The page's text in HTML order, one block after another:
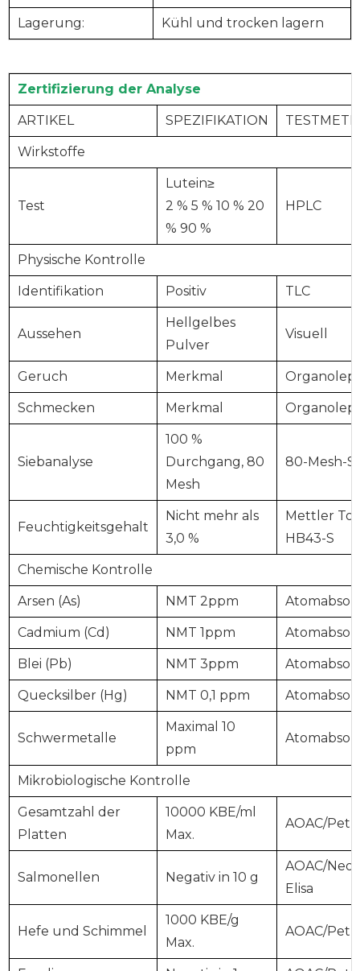
Lagerung: Kühl und trocken lagern
Zertifizierung der Analyse
ARTIKEL SPEZIFIKATION
Wirkstoffe
Test
Lutein≥
2 % 5 % 10 % 20
% 90 %
HPLC
Physische Kontrolle
Identifikation Positiv TLC
Aussehen
Hellgelbes
Pulver
Visuell
Geruch Merkmal
Schmecken Merkmal
Siebanalyse
100 %
Durchgang, 80
Mesh
80-Mesh-
Feuchtigkeitsgehalt
Nicht mehr als
3,0 %
Mettler
HB43-S
Chemische Kontrolle
Arsen (As) NMT 2ppm
Cadmium (Cd) NMT 1ppm
Blei (Pb) NMT 3ppm
Quecksilber (Hg) NMT 0,1 ppm
Schwermetalle
Maximal 10
ppm
Mikrobiologische Kontrolle
Gesamtzahl der
Platten
10000 KBE/ml
Max.
AOAC/
Salmonellen Negativ in 10 g
AOAC/
Elisa
Hefe und Schimmel
1000 KBE/g
Max.
AOAC/